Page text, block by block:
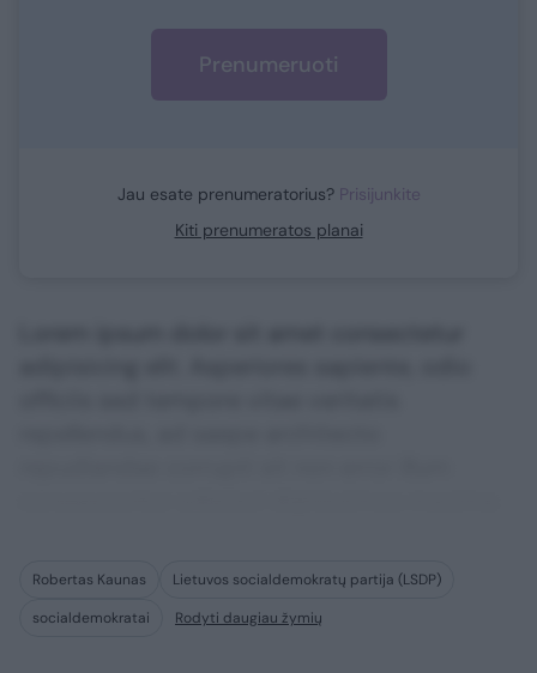
Prenumeruoti
Jau esate prenumeratorius? Prisijunkite
Kiti prenumeratos planai
Robertas Kaunas
Lietuvos socialdemokratų partija (LSDP)
socialdemokratai
Rodyti daugiau žymių